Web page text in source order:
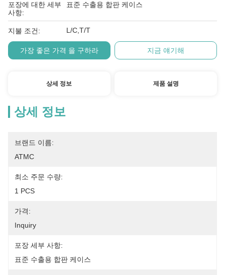
포장에 대한 세부
사항:
표준 수출용 합판 케이스
지불 조건: L/C,T/T
가장 좋은 가격 을 구하라 지금 얘기해
상세 정보 제품 설명
상세 정보
브랜드 이름:
ATMC
최소 주문 수량:
1 PCS
가격:
Inquiry
포장 세부 사항:
표준 수출용 합판 케이스